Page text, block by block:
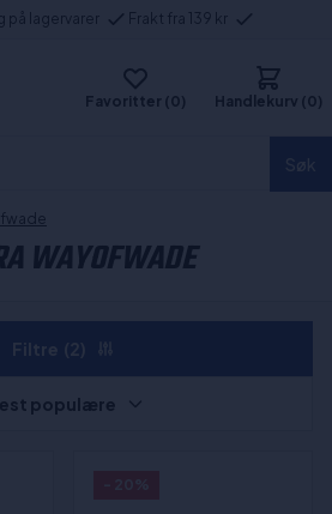
på lagervarer Frakt fra 139 kr
Favoritter (0) Handlekurv (0)
WAYOFWADE
populære